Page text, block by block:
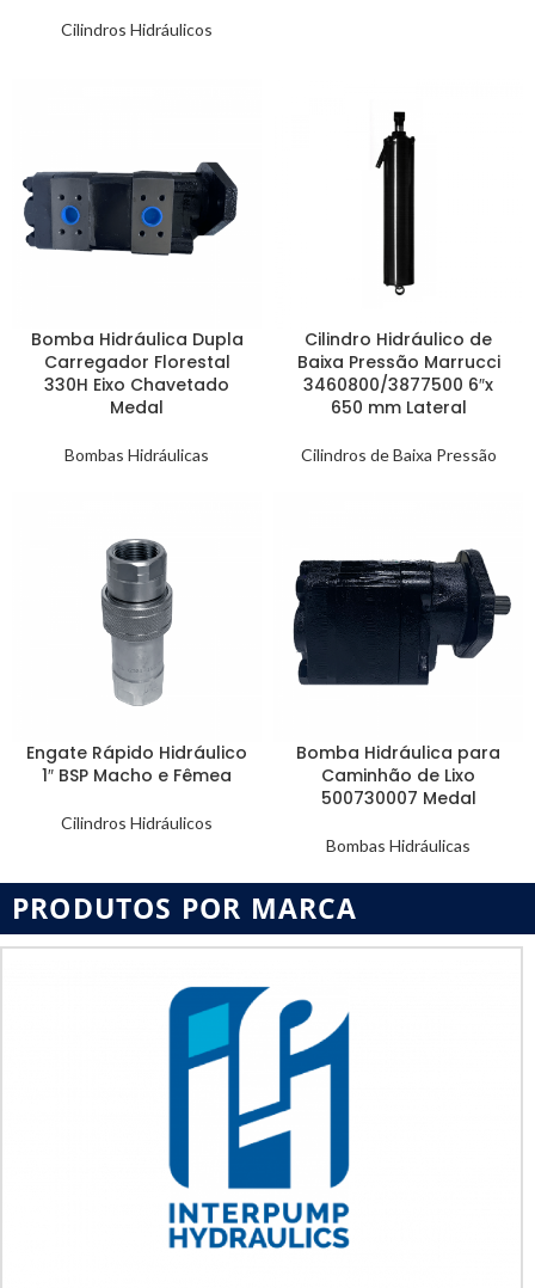
Cilindros Hidráulicos
Bomba Hidráulica Dupla
Carregador Florestal
330H Eixo Chavetado
Medal
Bombas Hidráulicas
Cilindro Hidráulico de
Baixa Pressão Marrucci
3460800/3877500 6″x
650 mm Lateral
Cilindros de Baixa Pressão
Engate Rápido Hidráulico
1″ BSP Macho e Fêmea
Cilindros Hidráulicos
Bomba Hidráulica para
Caminhão de Lixo
500730007 Medal
Bombas Hidráulicas
PRODUTOS POR MARCA